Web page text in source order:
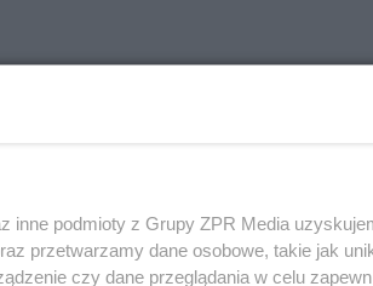
inne podmioty z Grupy ZPR Media
przetwarzamy dane osobowe, takie jak
czy dane przeglądania w celu